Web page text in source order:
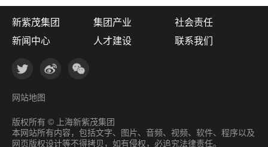
新紫茂集团 集团产业
社会责任
新闻中心
人才建设 联系我们
网站地图
版权所有 © 上海新紫茂集团
本网站所有内容，包括文字、图片、音频、视频、软件、程序以及
网页版权设计等不得拷贝，如有侵权，必追究法律责任。